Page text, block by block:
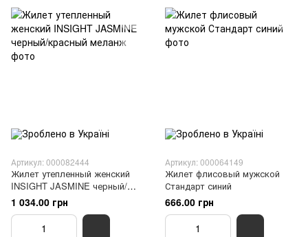
Артикул: 000082444
Жилет утепленный женский
INSIGHT JASMINE черный/
красный меланж
1 034.00 грн
Артикул: 000064149
Жилет флисовый мужской
Стандарт синий
666.00 грн